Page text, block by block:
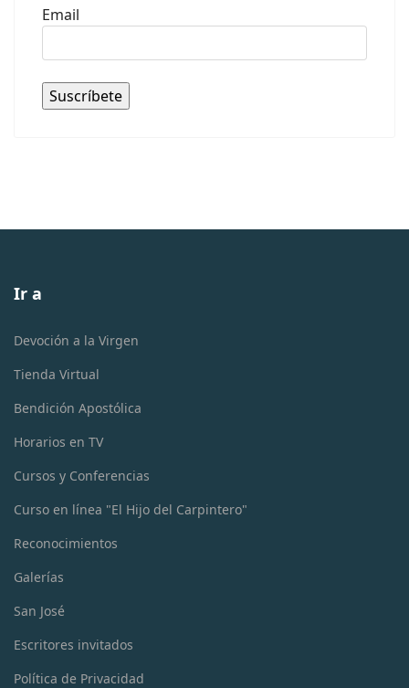
Email
Ir a
Devoción a la Virgen
Tienda Virtual
Bendición Apostólica
Horarios en TV
Cursos y Conferencias
Curso en línea "El Hijo del Carpintero"
Reconocimientos
Galerías
San José
Escritores invitados
Política de Privacidad